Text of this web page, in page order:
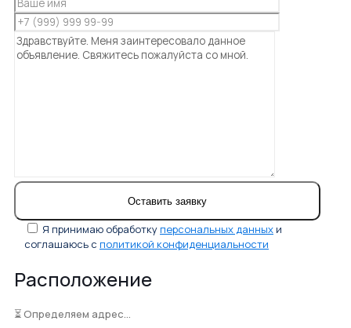
Я принимаю обработкуперсональных данных и
соглашаюсь с политикой конфиденциальности
Расположение
⏳ Определяем адрес...